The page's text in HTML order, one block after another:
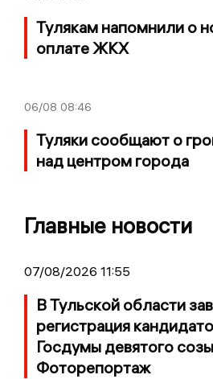
Тулякам напомнили о
оплате ЖКХ
06/08 08:46
Туляки сообщают о
над центром города
Главные новости
07/08/2026 11:55
В Тульской области
регистрация
Госдумы девятого
Фоторепортаж